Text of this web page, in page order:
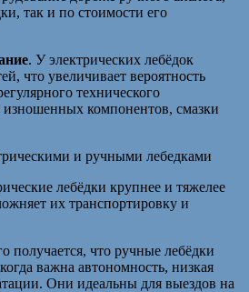
так и по стоимости его
. У электрических лебёдок
что увеличивает вероятность
технического
компонентов, смазки
лебёдки крупнее и тяжелее
их транспортировку и
получается, что ручные лебёдки
важна автономность, низкая
Они идеальны для выездов на